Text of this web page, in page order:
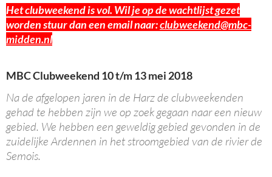
Het clubweekend is vol. Wil je op de wachtlijst gezet
worden stuur dan een email naar:clubweekend@mbc-
midden.nl
MBC Clubweekend 10 t/m 13 mei 2018
Na de afgelopen jaren in de Harz de clubweekenden
gehad te hebben zijn we op zoek gegaan naar een nieuw
gebied. We hebben een geweldig gebied gevonden in de
zuidelijke Ardennen in het stroomgebied van de rivier de
Semois.